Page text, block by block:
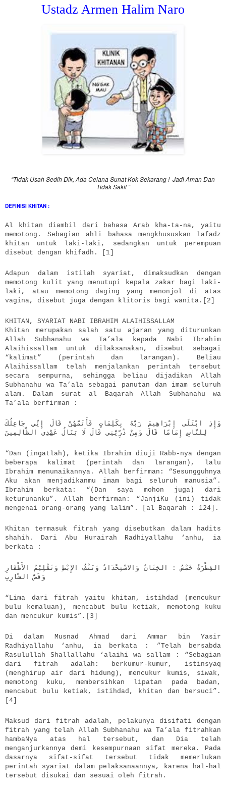
Ustadz Armen Halim Naro
“Tidak Usah Sedih Dik, Ada Celana Sunat Kok Sekarang ! Jadi Aman Dan
Tidak Sakit “
DEFINISI KHITAN :
Al khitan diambil dari bahasa Arab kha-ta-na, yaitu
memotong. Sebagian ahli bahasa mengkhususkan lafadz
khitan untuk laki-laki, sedangkan untuk perempuan
disebut dengan khifadh. [1]
Adapun dalam istilah syariat, dimaksudkan dengan
memotong kulit yang menutupi kepala zakar bagi laki-
laki, atau memotong daging yang menonjol di atas
vagina, disebut juga dengan klitoris bagi wanita.[2]
KHITAN, SYARIAT NABI IBRAHIM ALAIHISSALLAM
Khitan merupakan salah satu ajaran yang diturunkan
Allah Subhanahu wa Ta’ala kepada Nabi Ibrahim
Alaihissallam untuk dilaksanakan, disebut sebagai
“kalimat” (perintah dan larangan). Beliau
Alaihissallam telah menjalankan perintah tersebut
secara sempurna, sehingga beliau dijadikan Allah
Subhanahu wa Ta’ala sebagai panutan dan imam seluruh
alam. Dalam surat al Baqarah Allah Subhanahu wa
Ta’ala berfirman :
وَإِذِ ابْتَلَى إِبْرَاهِيمَ رَبُّهُ بِكَلِمَاتٍ فَأَتَمَّهُنَّ قَالَ إِنِّي جَاعِلُكَ
لِلنَّاسِ إِمَامًا قَالَ وَمِنْ ذُرِّيَّتِي قَالَ لَا يَنَالُ عَهْدِي الظَّالِمِينَ
“Dan (ingatlah), ketika Ibrahim diuji Rabb-nya dengan
beberapa kalimat (perintah dan larangan), lalu
Ibrahim menunaikannya. Allah berfirman: “Sesungguhnya
Aku akan menjadikanmu imam bagi seluruh manusia”.
Ibrahim berkata: “(Dan saya mohon juga) dari
keturunanku”. Allah berfirman: “JanjiKu (ini) tidak
mengenai orang-orang yang lalim”. [al Baqarah : 124].
Khitan termasuk fitrah yang disebutkan dalam hadits
shahih. Dari Abu Hurairah Radhiyallahu ‘anhu, ia
berkata :
الفِطْرَةُ خَمْسُ : الخِتَانُ وَالاسْتِحْدَادُ وَنَتْفُ الإِبْطِ وَتَقْلِيْمُ الأَظْفَارِ
وَقَصُّ الشَّارِبِ
“Lima dari fitrah yaitu khitan, istihdad (mencukur
bulu kemaluan), mencabut bulu ketiak, memotong kuku
dan mencukur kumis”.[3]
Di dalam Musnad Ahmad dari Ammar bin Yasir
Radhiyallahu ‘anhu, ia berkata : ”Telah bersabda
Rasulullah Shallallahu ‘alaihi wa sallam : “Sebagian
dari fitrah adalah: berkumur-kumur, istinsyaq
(menghirup air dari hidung), mencukur kumis, siwak,
memotong kuku, membersihkan lipatan pada badan,
mencabut bulu ketiak, istihdad, khitan dan bersuci”.
[4]
Maksud dari fitrah adalah, pelakunya disifati dengan
fitrah yang telah Allah Subhanahu wa Ta’ala fitrahkan
hambaNya atas hal tersebut, dan Dia telah
menganjurkannya demi kesempurnaan sifat mereka. Pada
dasarnya sifat-sifat tersebut tidak memerlukan
perintah syariat dalam pelaksanaannya, karena hal-hal
tersebut disukai dan sesuai oleh fitrah.